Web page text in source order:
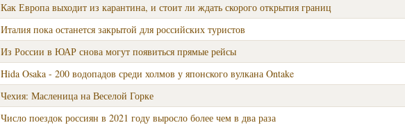
Как Европа выходит из карантина, и стоит ли ждать скорого открытия границ
Италия пока останется закрытой для российских туристов
Из России в ЮАР снова могут появиться прямые рейсы
Hida Osaka - 200 водопадов среди холмов у японского вулкана Ontake
Чехия: Масленица на Веселой Горке
Число поездок россиян в 2021 году выросло более чем в два раза